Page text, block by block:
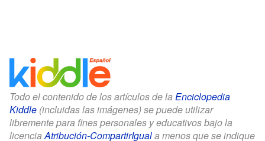
Todo el contenido de los artículos de la Enciclopedia
Kiddle (incluidas las imágenes) se puede utilizar
libremente para fines personales y educativos bajo la
licenciaAtribución-CompartirIguala menos que se indique